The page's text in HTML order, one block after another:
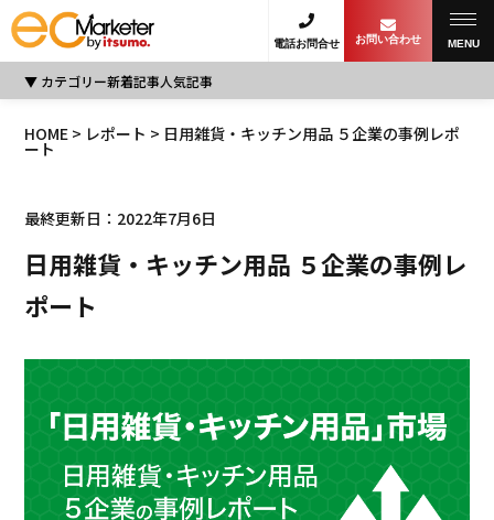
電話お問合せ お問い合わせ MENU
カテゴリー新着記事人気記事
HOME > レポート > 日用雑貨・キッチン用品 ５企業の事例レポ
ート
最終更新日：2022年7月6日
日用雑貨・キッチン用品 ５企業の事例レ
ポート